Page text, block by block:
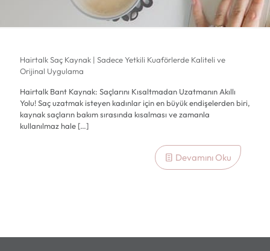
Hairtalk Saç Kaynak | Sadece Yetkili Kuaförlerde Kaliteli ve
Orijinal Uygulama
Hairtalk Bant Kaynak: Saçlarını Kısaltmadan Uzatmanın Akıllı
Yolu! Saç uzatmak isteyen kadınlar için en büyük endişelerden biri,
kaynak saçların bakım sırasında kısalması ve zamanla
kullanılmaz hale […]
Devamını Oku